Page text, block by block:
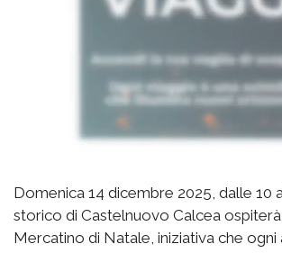
Domenica 14 dicembre 2025, dalle 10
storico di Castelnuovo Calcea
Mercatino di Natale, iniziativa che ogni